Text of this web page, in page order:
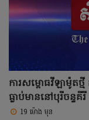
ការសម្ពោធវីឡាម៉ូតថ្
ធ្លាប់មាននៅបុរីចន្ទគីរី
19 ម៉ោង មុន